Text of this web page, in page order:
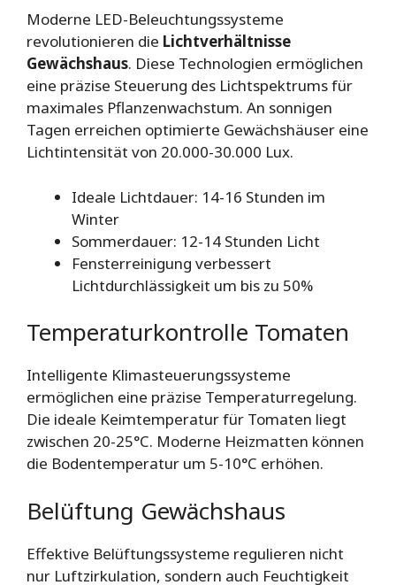
Moderne LED-Beleuchtungssysteme
revolutionieren die Lichtverhältnisse
Gewächshaus. Diese Technologien ermöglichen
eine präzise Steuerung des Lichtspektrums für
maximales Pflanzenwachstum. An sonnigen
Tagen erreichen optimierte Gewächshäuser eine
Lichtintensität von 20.000-30.000 Lux.
Ideale Lichtdauer: 14-16 Stunden im
Winter
Sommerdauer: 12-14 Stunden Licht
Fensterreinigung verbessert
Lichtdurchlässigkeit um bis zu 50%
Temperaturkontrolle Tomaten
Intelligente Klimasteuerungssysteme
ermöglichen eine präzise Temperaturregelung.
Die ideale Keimtemperatur für Tomaten liegt
zwischen 20-25°C. Moderne Heizmatten können
die Bodentemperatur um 5-10°C erhöhen.
Belüftung Gewächshaus
Effektive Belüftungssysteme regulieren nicht
nur Luftzirkulation, sondern auch Feuchtigkeit